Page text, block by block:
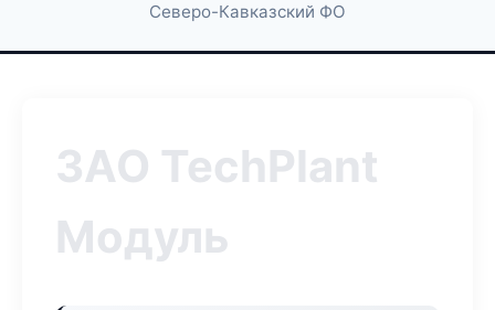
Северо-Кавказский ФО
ЗАО TechPlant
Модуль